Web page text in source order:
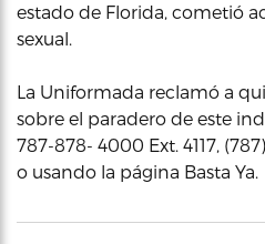
estado de Florida, cometió
sexual.
La Uniformada reclamó a
sobre el paradero de este
787-878- 4000 Ext. 4117,
o usando la página Basta Ya.